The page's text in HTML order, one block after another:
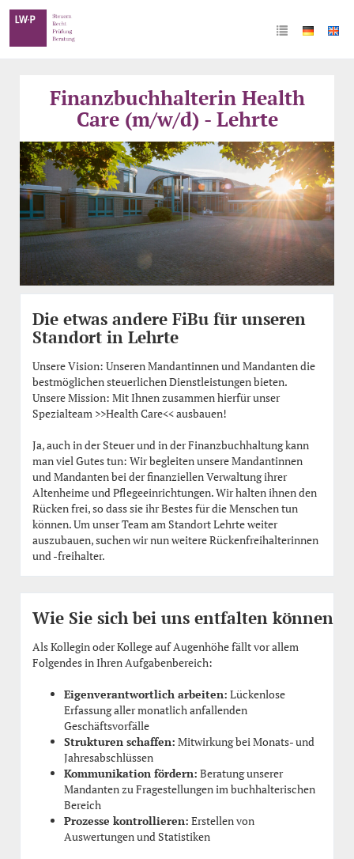
Finanzbuchhalterin Health
Care (m/w/d) - Lehrte
Die etwas andere FiBu für unseren
Standort in Lehrte
Unsere Vision: Unseren Mandantinnen und Mandanten die
bestmöglichen steuerlichen Dienstleistungen bieten.
Unsere Mission: Mit Ihnen zusammen hierfür unser
Spezialteam >>Health Care<< ausbauen!
Ja, auch in der Steuer und in der Finanzbuchhaltung kann
man viel Gutes tun: Wir begleiten unsere Mandantinnen
und Mandanten bei der finanziellen Verwaltung ihrer
Altenheime und Pflegeeinrichtungen. Wir halten ihnen den
Rücken frei, so dass sie ihr Bestes für die Menschen tun
können. Um unser Team am Standort Lehrte weiter
auszubauen, suchen wir nun weitere Rückenfreihalterinnen
und -freihalter.
Wie Sie sich bei uns entfalten können
Als Kollegin oder Kollege auf Augenhöhe fällt vor allem
Folgendes in Ihren Aufgabenbereich:
Eigenverantwortlich arbeiten: Lückenlose
Erfassung aller monatlich anfallenden
Geschäftsvorfälle
Strukturen schaffen: Mitwirkung bei Monats- und
Jahresabschlüssen
Kommunikation fördern: Beratung unserer
Mandanten zu Fragestellungen im buchhalterischen
Bereich
Prozesse kontrollieren: Erstellen von
Auswertungen und Statistiken